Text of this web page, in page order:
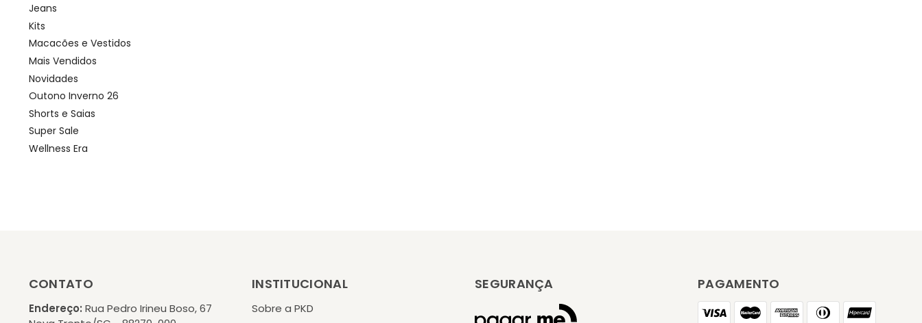
Jeans
Kits
Macacões e Vestidos
Mais Vendidos
Novidades
Outono Inverno 26
Shorts e Saias
Super Sale
Wellness Era
CONTATO
Endereço: Rua Pedro Irineu Boso, 67
INSTITUCIONAL
Sobre a PKD
SEGURANÇA PAGAMENTO